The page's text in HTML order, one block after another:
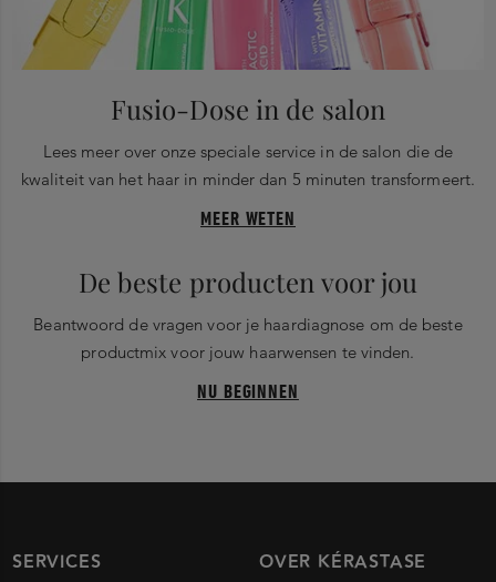
Fusio-Dose in de salon
Lees meer over onze speciale service in de salon die de
kwaliteit van het haar in minder dan 5 minuten transformeert.
MEER WETEN
De beste producten voor jou
Beantwoord de vragen voor je haardiagnose om de beste
productmix voor jouw haarwensen te vinden.
NU BEGINNEN
SERVICES OVER KÉRASTASE